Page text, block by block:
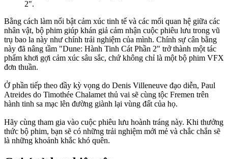
2".
Bằng cách làm nổi bật cảm xúc tinh tế và các mối quan hệ giữa các
nhân vật, bộ phim giúp khán giả cảm nhận cuộc phiêu lưu trong vũ
trụ bao la này như chính trải nghiệm của mình. Chính sự cân bằng
này đã nâng tầm "Dune: Hành Tinh Cát Phần 2" trở thành một tác
phẩm khơi gợi cảm xúc sâu sắc, chứ không chỉ là một bộ phim VFX
đơn thuần.
Ở phần tiếp theo đầy kỳ vọng do Denis Villeneuve đạo diễn, Paul
Atreides do Timothée Chalamet thủ vai sẽ cùng tộc Fremen trên
hành tinh sa mạc lên đường giành lại vùng đất của họ.
Hãy cùng tham gia vào cuộc phiêu lưu hoành tráng này. Khi thưởng
thức bộ phim, bạn sẽ có những trải nghiệm mới mẻ và chắc chắn sẽ
là những khoảnh khắc khó quên.